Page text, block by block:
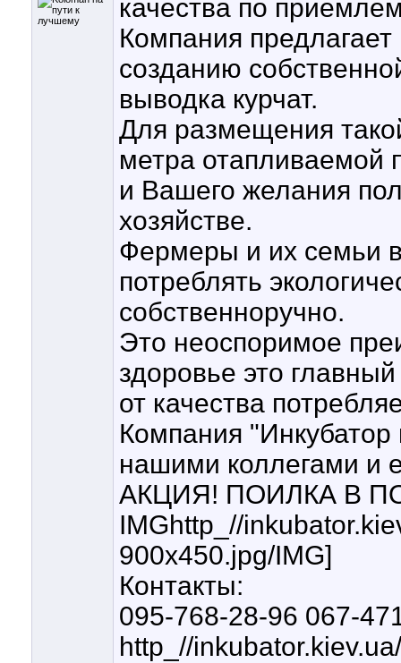
качества по
Компания
созданию
выводка курчат.
Для размещения
метра
и Вашего желания
хозяйстве.
Фермеры и их семьи
потреблять
собственноручно.
Это неоспоримое
здоровье это
от качества
Компания "Инкубатор
нашими коллегами и
АКЦИЯ! ПОИЛКА В
IMGhttp_//
900x450.jpg/IMG]
Контакты:
095-768-28-96 067-
http_//inkubator.kiev.ua/